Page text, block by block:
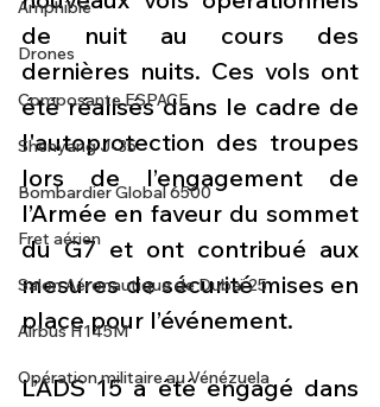
Amphibie
Drones
Composante ESPACE
Shenyang J-35
Bombardier Global 6500
Fret aérien
Salon Aéronautique de Dubaï 25
Airbus H145M
Opération militaire au Vénézuela
de nuit au cours des
dernières nuits. Ces vols ont
été réalisés dans le cadre de
l'autoprotection des troupes
lors de l’engagement de
l’Armée en faveur du sommet
du G7 et ont contribué aux
mesures de sécurité mises en
place pour l’événement.
L’ADS 15 a été engagé dans